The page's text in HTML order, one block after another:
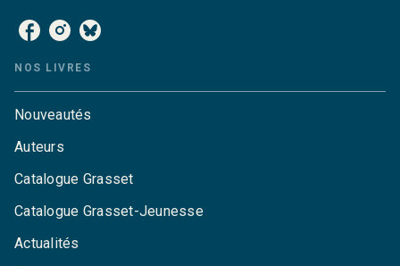
NOS LIVRES
Nouveautés
Auteurs
Catalogue Grasset
Catalogue Grasset-Jeunesse
Actualités